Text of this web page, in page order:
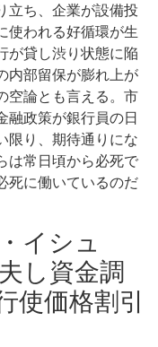
立ち、企業が設備投
使われる好循環が生
が貸し渋り状態に陥
内部留保が膨れ上が
空論とも言える。市
融政策が銀行員の日
限り、期待通りにな
は常日頃から必死で
死に働いているのだ
イシュ
し資金調
価格割引